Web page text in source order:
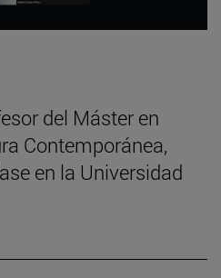
del Máster en
Contemporánea,
en la Universidad